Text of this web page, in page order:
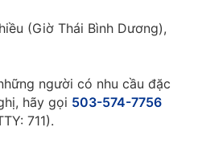
(Giờ Thái Bình Dương),
người có nhu cầu đặc
hãy gọi 503-574-7756
711).